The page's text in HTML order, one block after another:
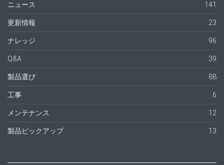
ニュース 141
更新情報 23
ナレッジ 96
Q&A 39
製品選び 88
工事 6
メンテナンス 12
製品ピックアップ 13